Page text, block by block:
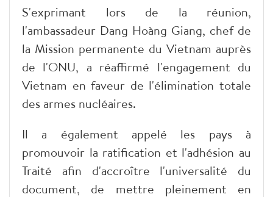
S'exprimant lors de la réunion,
l'ambassadeur Dang Hoàng Giang, chef de
la Mission permanente du Vietnam auprès
de l'ONU, a réaffirmé l'engagement du
Vietnam en faveur de l'élimination totale
des armes nucléaires.
Il a également appelé les pays à
promouvoir la ratification et l'adhésion au
Traité afin d'accroître l'universalité du
document, de mettre pleinement en